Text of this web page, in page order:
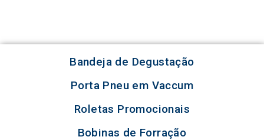
Bandeja de Degustação
Porta Pneu em Vaccum
Roletas Promocionais
Bobinas de Forração